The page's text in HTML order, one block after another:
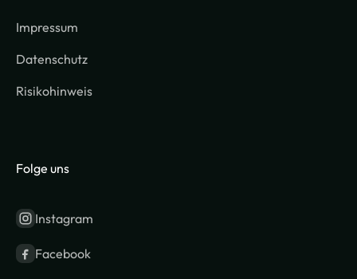
Impressum
Datenschutz
Risikohinweis
Folge uns
Instagram
Facebook